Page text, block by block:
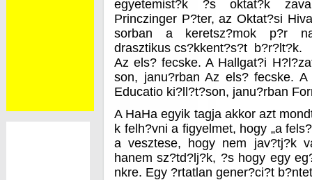
egyetemist?k ?s oktat?k
Princzinger P?ter, az Oktat?si
sorban a keretsz?mok p?r
drasztikus cs?kkent?s?t b?r?lt?k.
Az els? fecske. A Hallgat?i
son, janu?rban Az els? fecske.
Educatio ki?ll?t?son, janu?rban
A HaHa egyik tagja akkor azt
k felh?vni a figyelmet, hogy „a
a vesztese, hogy nem jav?tj?k
hanem sz?td?lj?k, ?s hogy egy
nkre. Egy ?rtatlan gener?ci?t